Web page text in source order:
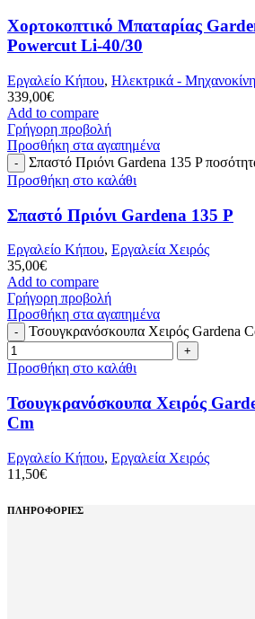
Χορτοκοπτικό Μπαταρίας
Powercut Li-40/30
Εργαλείο Κήπου, Ηλεκτρικά -
339,00€
Add to compare
Γρήγορη προβολή
Προσθήκη στα αγαπημένα
Σπαστό Πριόνι Gardena 135 P
Προσθήκη στο καλάθι
Σπαστό Πριόνι Gardena 135 P
Εργαλείο Κήπου, Εργαλεία Χειρός
35,00€
Add to compare
Γρήγορη προβολή
Προσθήκη στα αγαπημένα
Τσουγκρανόσκουπα Χειρός Gardena
Προσθήκη στο καλάθι
Τσουγκρανόσκουπα Χειρός
Cm
Εργαλείο Κήπου, Εργαλεία Χειρός
11,50€
ΠΛΗΡΟΦΟΡΙΕΣ